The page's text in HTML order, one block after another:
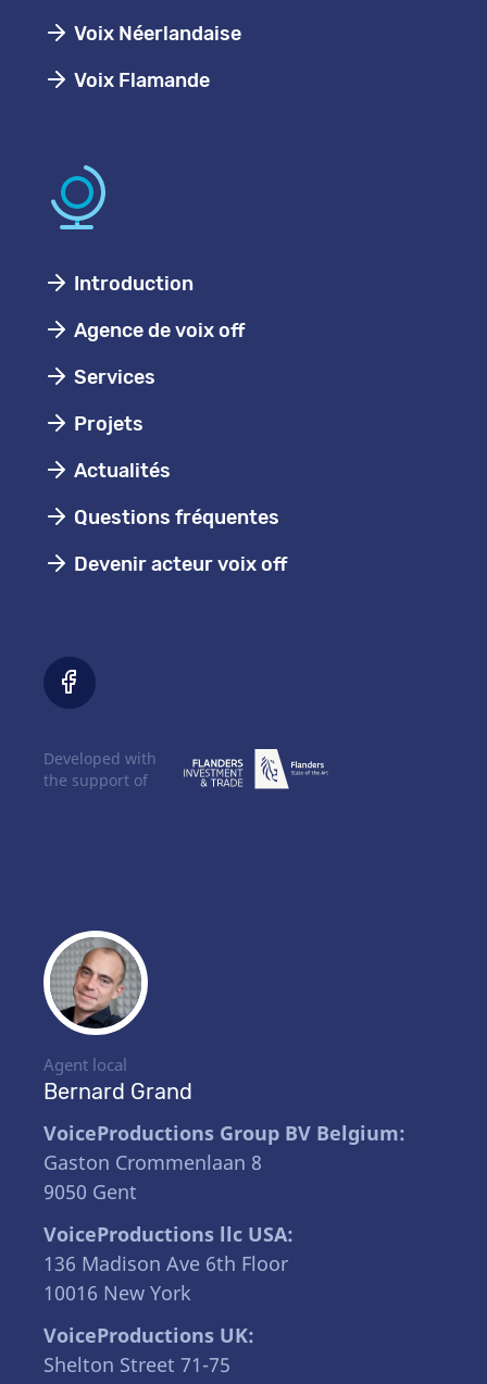
Voix Néerlandaise
Voix Flamande
Introduction
Agence de voix off
Services
Projets
Actualités
Questions fréquentes
Devenir acteur voix off
Agent local
Bernard Grand
VoiceProductions Group BV Belgium:
Gaston Crommenlaan 8
9050 Gent
VoiceProductions llc USA:
136 Madison Ave 6th Floor
10016 New York
VoiceProductions UK:
Shelton Street 71-75
Developed with
the support of